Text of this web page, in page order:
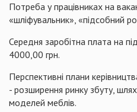
Потреба у працівниках на
«шліфувальник», «підсобний
Середня заробітна плата на
4000,00 грн.
Перспективні плани
- розширення ринку збуту,
моделей меблів.